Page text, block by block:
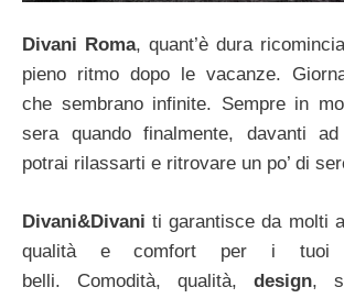
Divani Roma, quant’è dura
pieno ritmo dopo le vacanze.
che sembrano infinite. Sempre in
sera quando finalmente, davanti
potrai rilassarti e ritrovare un po’ di
Divani&Divani ti garantisce da molti
qualità e comfort per i tuoi
belli. Comodità, qualità, design,